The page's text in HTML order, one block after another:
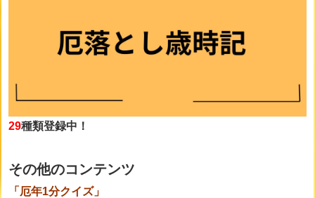
29種類登録中！
その他のコンテンツ
「厄年1分クイズ」